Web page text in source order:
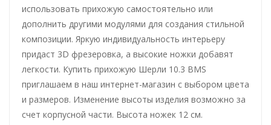
использовать прихожую самостоятельно или
дополнить другими модулями для создания стильной
композиции. Яркую индивидуальность интерьеру
придаст 3D фрезеровка, а высокие ножки добавят
легкости. Купить прихожую Шерли 10.3 BMS
приглашаем в наш интернет-магазин с выбором цвета
и размеров. Изменение высоты изделия возможно за
счет корпусной части. Высота ножек 12 см.